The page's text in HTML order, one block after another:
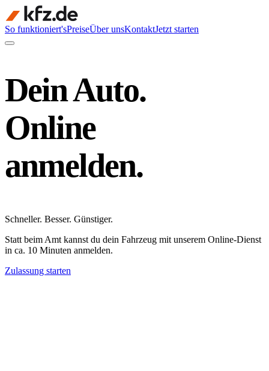
So funktioniert'sPreiseÜber unsKontaktJetzt starten
Dein Auto.
Online
anmelden.
Schneller. Besser. Günstiger.
Statt beim Amt kannst du dein Fahrzeug mit unserem Online-Dienst
in ca. 10 Minuten anmelden.
Zulassung starten